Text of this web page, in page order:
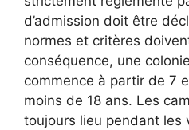
d’admission doit être
normes et critères
conséquence, une
commence à partir de 7
moins de 18 ans. Les
toujours lieu pendant les